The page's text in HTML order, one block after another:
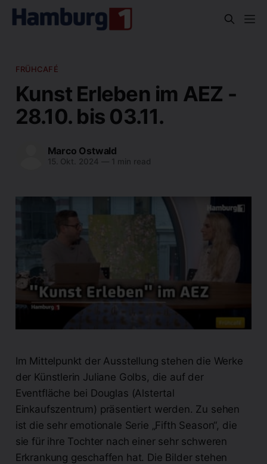
FRÜHCAFÉ
Kunst Erleben im AEZ -
28.10. bis 03.11.
Marco Ostwald
15. Okt. 2024 1 min read
Im Mittelpunkt der Ausstellung stehen die Werke
der Künstlerin Juliane Golbs, die auf der
Eventfläche bei Douglas (Alstertal
Einkaufszentrum) präsentiert werden. Zu sehen
ist die sehr emotionale Serie „Fifth Season“, die
sie für ihre Tochter nach einer sehr schweren
Erkrankung geschaffen hat. Die Bilder stehen